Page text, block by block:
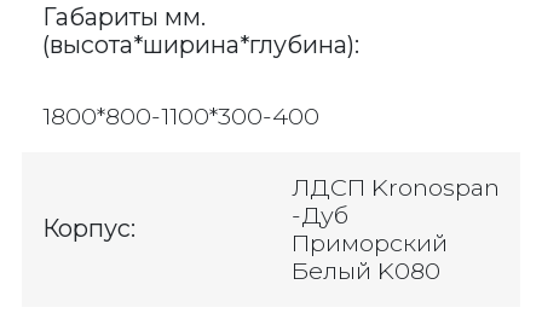
Габариты мм.
(высота*ширина*глубина):
1800*800-1100*300-400
Корпус:
ЛДСП Kronospan
-Дуб
Приморский
Белый K080